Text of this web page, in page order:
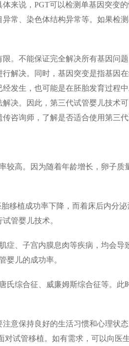
来说，PGT可以检测单基因突变
常、染色体结构异常等。如果检
。不能保证完全解决所有基因问
解决。同时，基因突变是指基因
发生，也可能是在胚胎发育过程
决。因此，第三代试管婴儿技术
咨询师，了解是否适合使用第三代
较高。因为随着年龄增长，卵子质
移植成功率下降，而着床后内分
管婴儿技术。
、子宫内膜息肉等疾病，均会导
婴儿的成功率。
氏综合征、威廉姆斯综合征等。此
意保持良好的生活习惯和心理状
试管移植。如有需求，可以向医